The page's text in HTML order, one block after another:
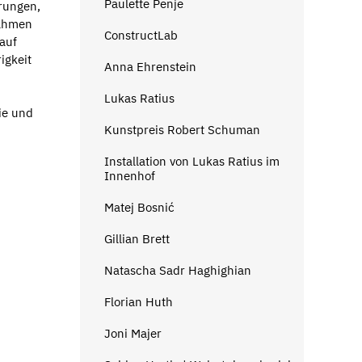
und
Paulette Penje
ConstructLab
Anna Ehrenstein
Lukas Ratius
Kunstpreis Robert Schuman
Installation von Lukas Ratius im
Innenhof
Matej Bosnić
Gillian Brett
Natascha Sadr Haghighian
Florian Huth
Joni Majer